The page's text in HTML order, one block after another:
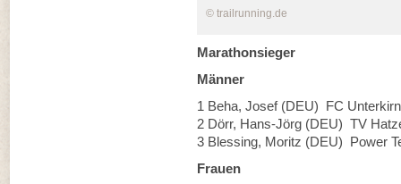
© trailrunning.de
Marathonsieger
Männer
1 Beha, Josef (DEU) FC
2 Dörr, Hans-Jörg (DEU) TV
3 Blessing, Moritz (DEU) Power
Frauen